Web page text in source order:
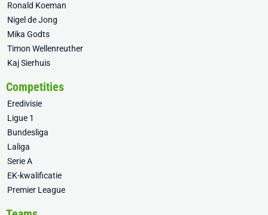
Ronald Koeman
Nigel de Jong
Mika Godts
Timon Wellenreuther
Kaj Sierhuis
Competities
Eredivisie
Ligue 1
Bundesliga
Laliga
Serie A
EK-kwalificatie
Premier League